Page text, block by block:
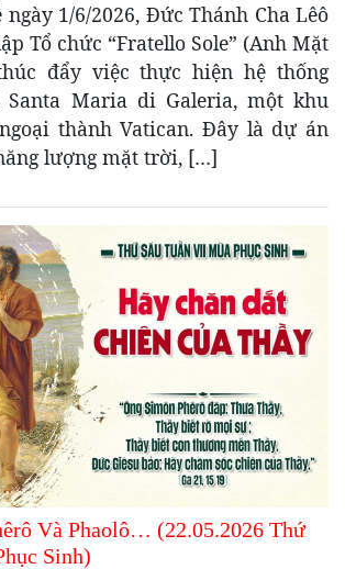
1/6/2026, Đức Thánh Cha Lêô
Tổ chức “Fratello Sole” (Anh Mặt
đẩy việc thực hiện hệ thống
Maria di Galeria, một khu
thành Vatican. Đây là dự án
lượng mặt trời, […]
Và Phaolô… (22.05.2026 Thứ
Sinh)